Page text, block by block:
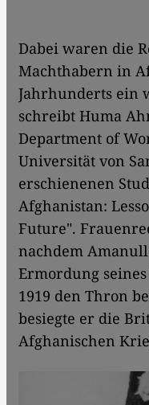
Dabei waren die
Machthabern in
Jahrhunderts ein
schreibt Huma
Department of
Universität von
erschienenen
Afghanistan:
Future".
nachdem
Ermordung
1919 den Thron
besiegte er die
Afghanischen